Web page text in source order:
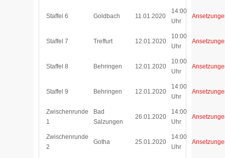
Staffel 6 Goldbach 11.01.2020
14:00
Uhr
Staffel 7 Treffurt 12.01.2020
10:00
Uhr
Staffel 8 Behringen 12.01.2020
10:00
Uhr
Staffel 9 Behringen 12.01.2020
14:00
Uhr
Zwischenrunde
1
Bad
Salzungen
26.01.2020
14:00
Uhr
Zwischenrunde
2
Gotha 25.01.2020
14:00
Uhr